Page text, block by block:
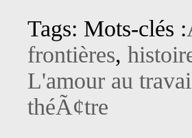
Tags: Mots-clés :
frontières,
L'amour au
théÃ¢tre